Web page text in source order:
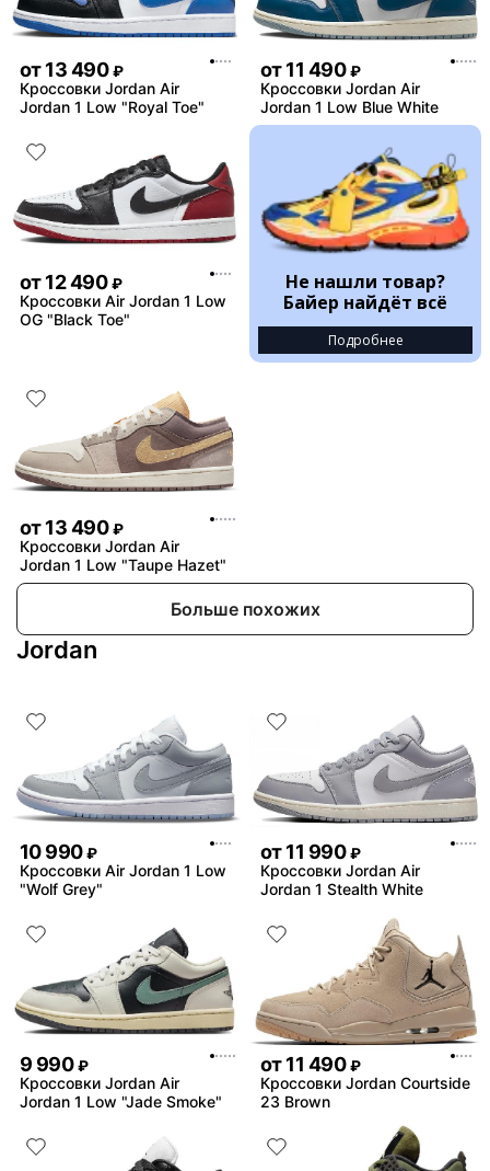
от13 490 ₽
Кроссовки Jordan Air
Jordan 1 Low "Royal Toe"
от11 490 ₽
Кроссовки Jordan Air
Jordan 1 Low Blue White
от12 490 ₽
Кроссовки Air Jordan 1 Low
OG "Black Toe"
Не нашли товар?
Байер найдёт всё
Подробнее
от13 490 ₽
Кроссовки Jordan Air
Jordan 1 Low "Taupe Hazet"
Больше похожих
Jordan
10 990 ₽
Кроссовки Air Jordan 1 Low
"Wolf Grey"
от11 990 ₽
Кроссовки Jordan Air
Jordan 1 Stealth White
9 990 ₽
Кроссовки Jordan Air
Jordan 1 Low "Jade Smoke"
от11 490 ₽
Кроссовки Jordan Courtside
23 Brown